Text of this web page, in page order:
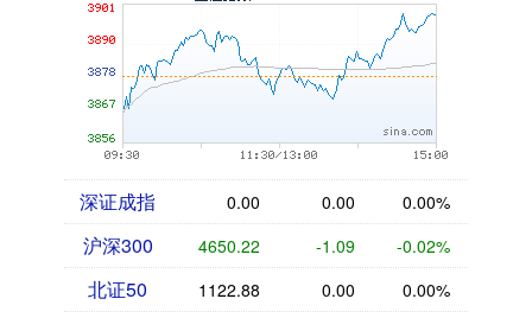
深证成指 0.00 0.00 0.00%
沪深300 4650.22 -1.09 -0.02%
北证50 1122.88 0.00 0.00%